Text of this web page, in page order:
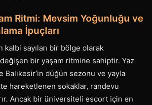
Ritmi: Mevsim Yoğunluğu ve
İpuçları
kalbi sayılan bir bölge olarak
bir yaşam ritmine sahiptir. Yaz
Balıkesir’in düğün sezonu ve yayla
hareketlenen sokaklar, randevu
Ancak bir üniversiteli escort için en